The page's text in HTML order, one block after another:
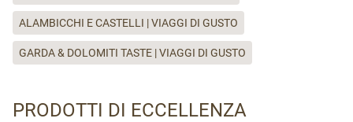
ALAMBICCHI E CASTELLI | VIAGGI DI GUSTO
GARDA & DOLOMITI TASTE | VIAGGI DI GUSTO
PRODOTTI DI ECCELLENZA